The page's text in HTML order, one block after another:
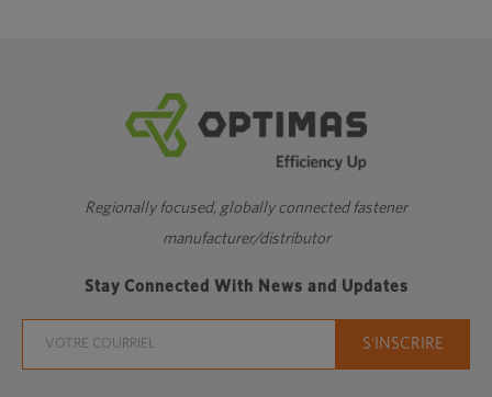
Regionally focused, globally connected fastener
manufacturer/distributor
Stay Connected With News and Updates